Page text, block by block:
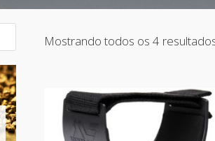
Mostrando todos os 4